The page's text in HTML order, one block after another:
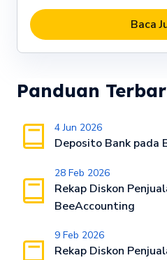
Baca
Panduan
4 Jun 2026
Deposito Bank pada
28 Feb 2026
Rekap Diskon
BeeAccounting
9 Feb 2026
Rekap Diskon